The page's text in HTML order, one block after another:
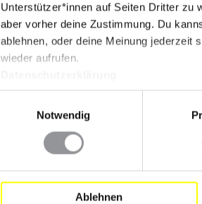
Unterstützer*innen auf Seiten Dritter zu
aber vorher deine Zustimmung. Du
ablehnen, oder deine Meinung jederzeit
wieder aufrufen.
Notwendig
Ablehnen